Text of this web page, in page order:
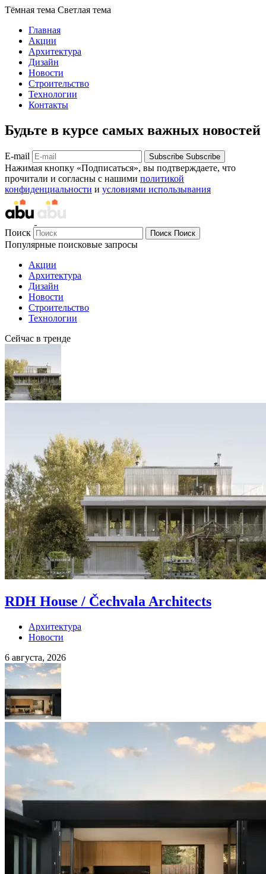
Тёмная тема Светлая тема
Главная
Акции
Архитектура
Дизайн
Новости
Строительство
Технологии
Контакты
Будьте в курсе самых важных новостей
E-mail Subscribe Subscribe
Нажимая кнопку «Подписаться», вы подтверждаете, что
прочитали и согласны с нашими политикой
конфиденциальности и условиями использывания
Поиск Поиск Поиск
Популярные поисковые запросы
Акции
Архитектура
Дизайн
Новости
Строительство
Технологии
Сейчас в тренде
RDH House / Čechvala Architects
Архитектура
Новости
6 августа, 2026